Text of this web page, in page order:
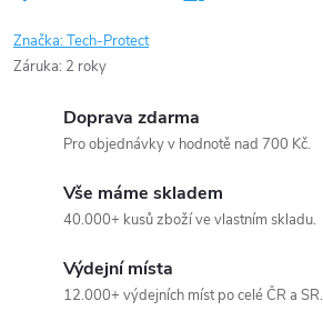
Značka:Tech-Protect
Záruka: 2 roky
Doprava zdarma
Pro objednávky v hodnotě nad 700 Kč.
Vše máme skladem
40.000+ kusů zboží ve vlastním skladu.
Výdejní místa
12.000+ výdejních míst po celé ČR a SR.